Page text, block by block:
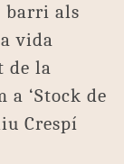
barri als
vida
de la
‘Stock de
Crespí